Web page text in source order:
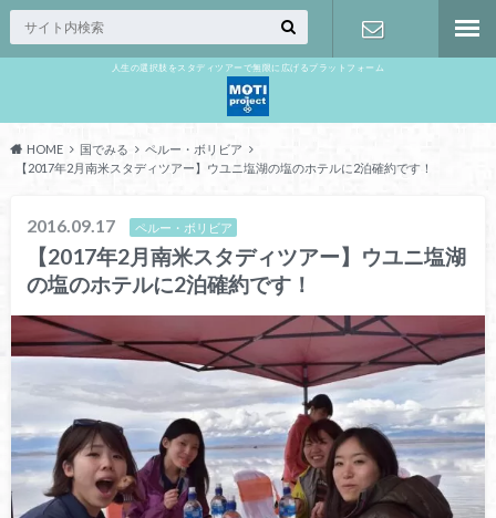
人生の選択肢をスタディツアーで無限に広げるプラットフォーム
HOME 国でみる
ペルー・ボリビア
【2017年2月南米スタディツアー】ウユニ塩湖の塩のホテルに2泊確約です！
2016.09.17 ペルー・ボリビア
【2017年2月南米スタディツアー】ウユニ塩湖
の塩のホテルに2泊確約です！